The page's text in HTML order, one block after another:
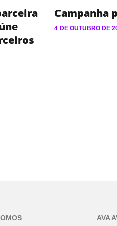
Campanha
4 DE OUTUBRO DE
AVA